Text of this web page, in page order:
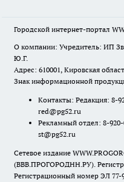
Городской интернет-портал
О компании: Учредитель: ИП
Ю.Г.
Адрес: 610001, Кировская
Знак информационной
Контакты: Редакция: 8-
red@pg52.ru
Рекламный отдел: 8-
st@pg52.ru
Сетевое издание
(ВВВ.ПРОГОРОДНН.РУ).
Регистрационный номер ЭЛ 77-